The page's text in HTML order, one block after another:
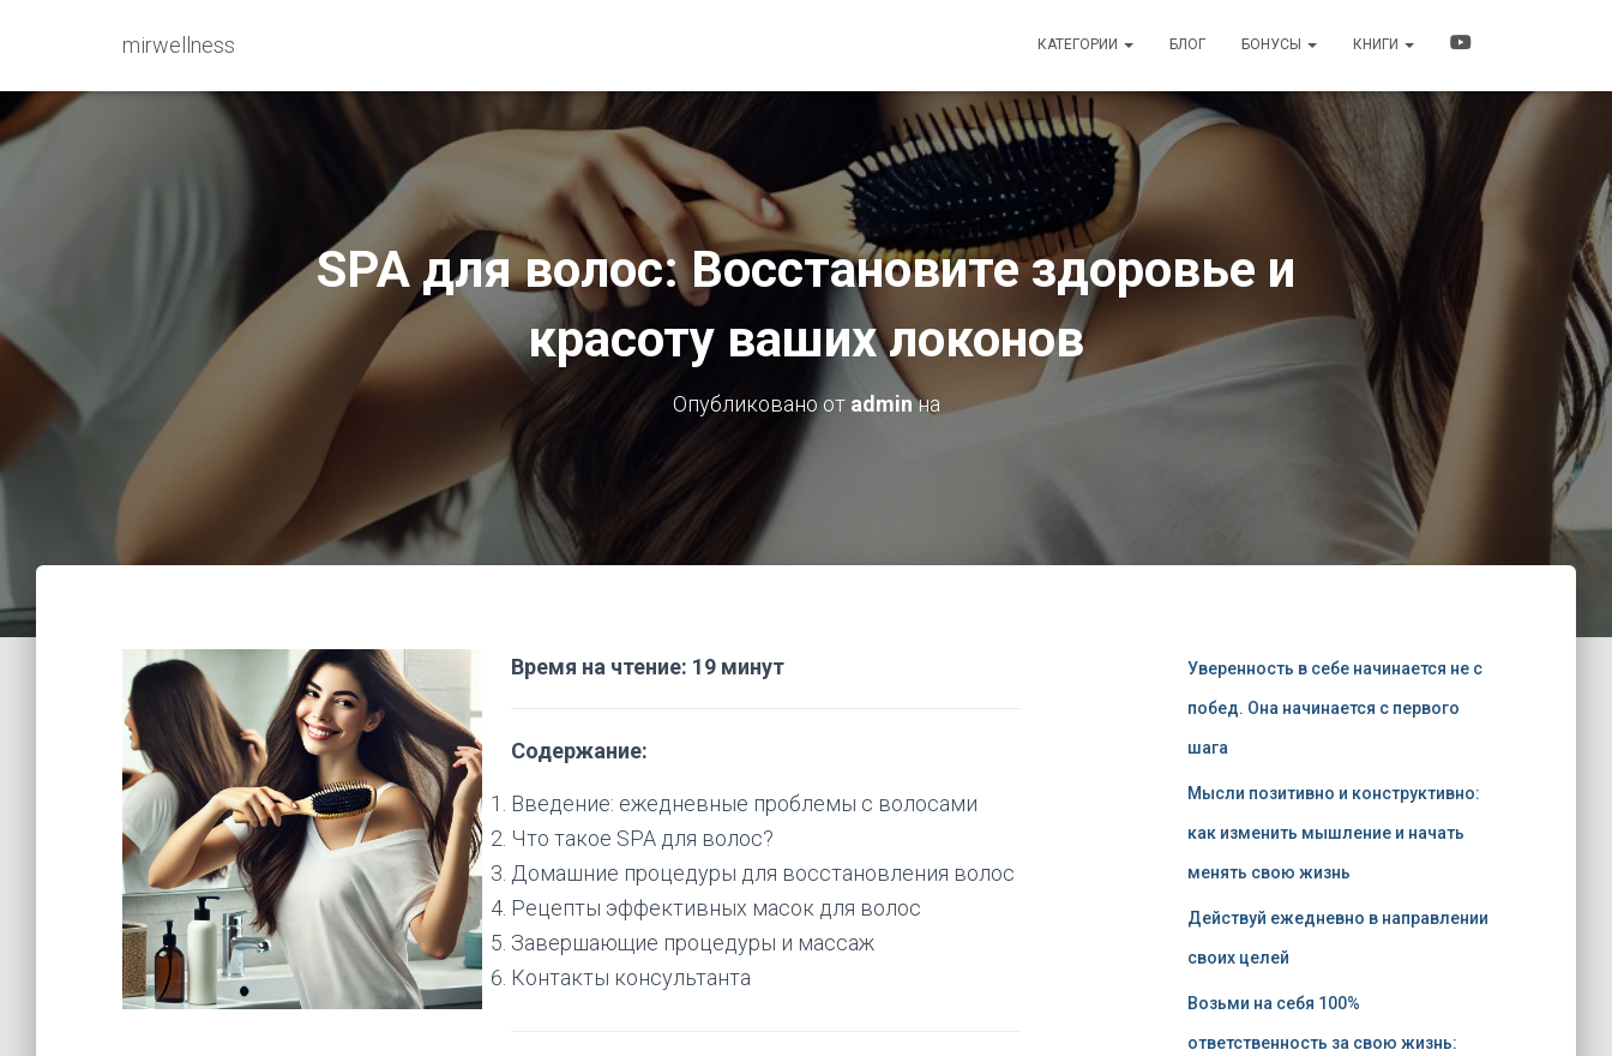
mirwellness КАТЕГОРИИ БЛОГ БОНУСЫ КНИГИ
SPA для волос: Восстановите здоровье и
красоту ваших локонов
Опубликовано от adminна
Время на чтение: 19 минут
Содержание:
Введение: ежедневные проблемы с волосами
Что такое SPA для волос?
Домашние процедуры для восстановления волос
Рецепты эффективных масок для волос
Завершающие процедуры и массаж
Контакты консультанта
Уверенность в себе начинается не с
побед. Она начинается с первого
шага
Мысли позитивно и конструктивно:
как изменить мышление и начать
менять свою жизнь
Действуй ежедневно в направлении
своих целей
Возьми на себя 100%
ответственность за свою жизнь: